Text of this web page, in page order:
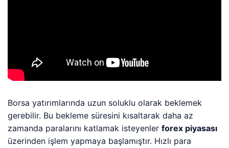
Borsa yatırımlarında uzun soluklu olarak beklemek
gerebilir. Bu bekleme süresini kısaltarak daha az
zamanda paralarını katlamak isteyenlerforex piyasası
üzerinden işlem yapmaya başlamıştır. Hızlı para